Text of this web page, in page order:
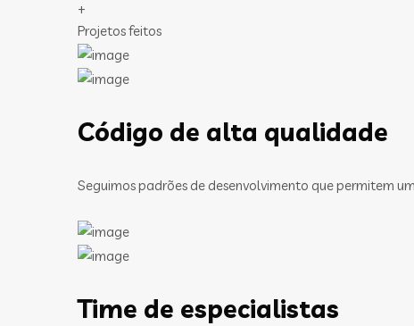
+
Projetos feitos
Código de alta qualidade
Seguimos padrões de desenvolvimento que permitem
Time de especialistas